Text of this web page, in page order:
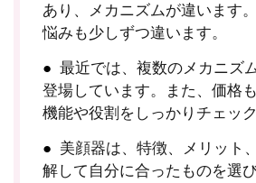
あり、メカニズムが違います
悩みも少しずつ違います。
最近では、複数のメカニズ
登場しています。また、価格
機能や役割をしっかりチェッ
美顔器は、特徴、メリット
解して自分に合ったものを選